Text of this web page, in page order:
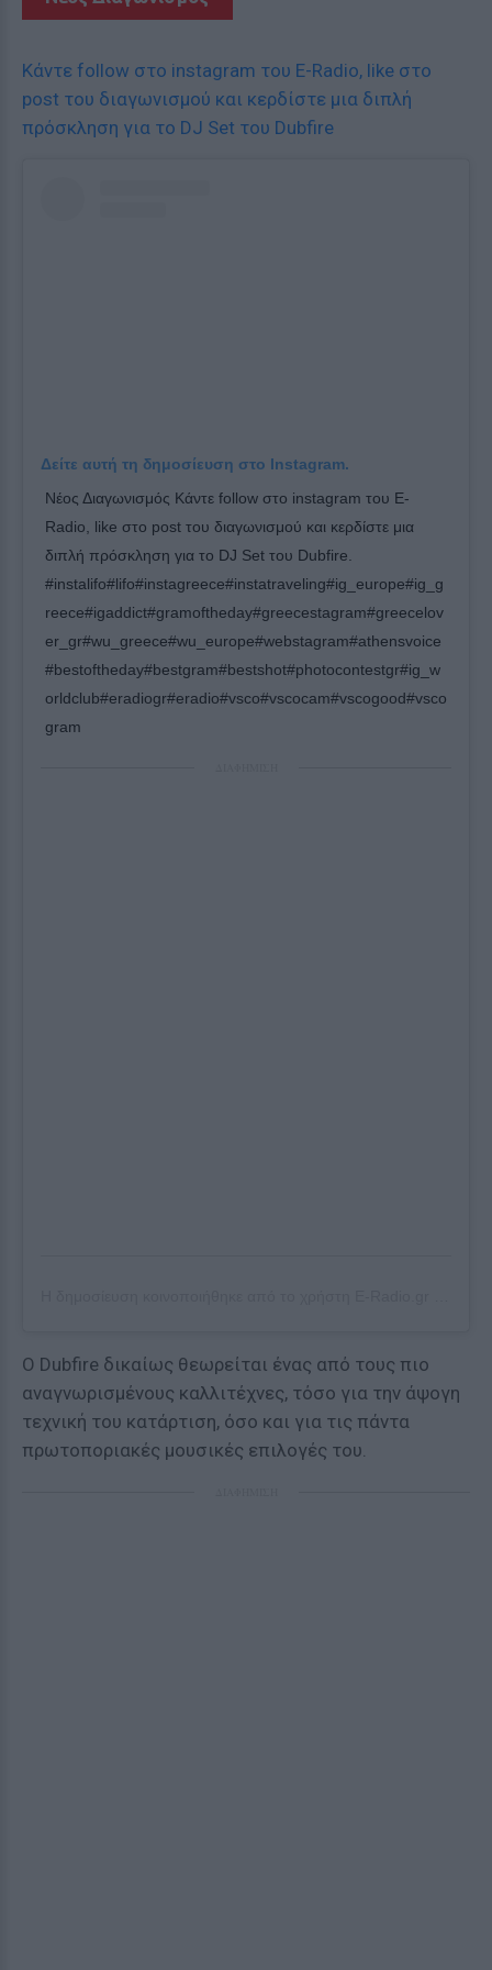
Κάντε follow στο instagram του E-Radio, like στο
post του διαγωνισμού και κερδίστε μια διπλή
πρόσκληση για το DJ Set του Dubfire
Δείτε αυτή τη δημοσίευση στο Instagram.
Νέος Διαγωνισμός Κάντε follow στο instagram του E-
Radio, like στο post του διαγωνισμού και κερδίστε μια
διπλή πρόσκληση για το DJ Set του Dubfire.
#instalifo#lifo#instagreece#instatraveling#ig_europe#ig_g
reece#igaddict#gramoftheday#greecestagram#greecelov
er_gr#wu_greece#wu_europe#webstagram#athensvoice
#bestoftheday#bestgram#bestshot#photocontestgr#ig_w
orldclub#eradiogr#eradio#vsco#vscocam#vscogood#vsco
gram
Ο Dubfire δικαίως θεωρείται ένας από τους πιο
αναγνωρισμένους καλλιτέχνες, τόσο για την άψογη
τεχνική του κατάρτιση, όσο και για τις πάντα
πρωτοποριακές μουσικές επιλογές του.